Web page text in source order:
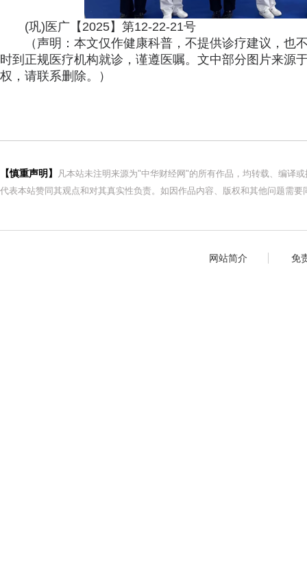
(巩)医广【2025】第12-22-21号
（声明：本文仅作健康科普，不提供诊疗建议，
时到正规医疗机构就诊，谨遵医嘱。文中部分图片来源
权，请联系删除。）
【慎重声明】
凡本站未注明来源为"中华财经网"的所有作品，均转载、编译
代表本站赞同其观点和对其真实性负责。如因作品内容、版权和其他问题需
网站简介 免